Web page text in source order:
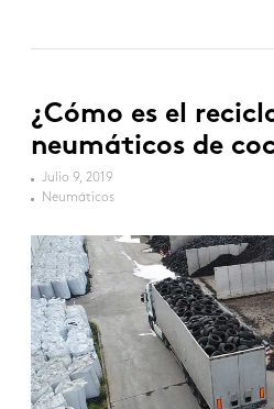
¿Cómo es el
neumáticos de
Julio 9, 2019
Neumáticos